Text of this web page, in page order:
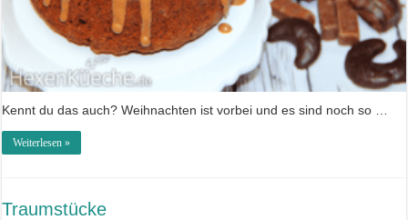
Kennt du das auch? Weihnachten ist vorbei und es sind noch so …
Weiterlesen »
Traumstücke